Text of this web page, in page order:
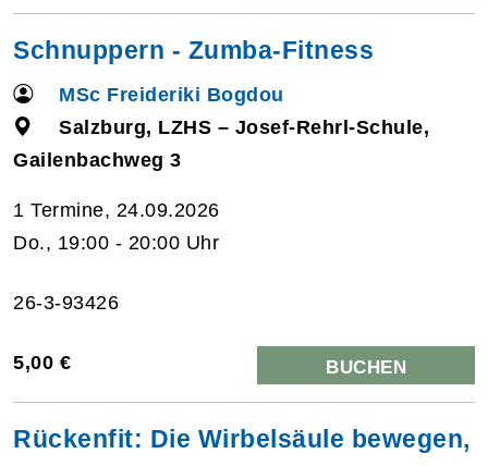
Schnuppern - Zumba-Fitness
MSc Freideriki Bogdou
Salzburg, LZHS – Josef-Rehrl-Schule,
Gailenbachweg 3
1 Termine, 24.09.2026
Do., 19:00 - 20:00 Uhr
26-3-93426
5,00 € BUCHEN
Rückenfit: Die Wirbelsäule bewegen,